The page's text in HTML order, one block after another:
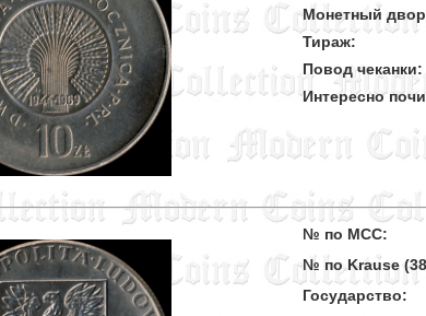
Монетный
Тираж:
Повод чеканки:
Интересно
№ по MCC:
№ по Krause
Государство: